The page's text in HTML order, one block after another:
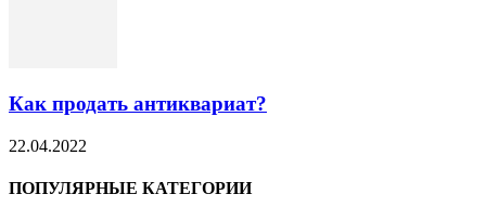
Как продать антиквариат?
22.04.2022
ПОПУЛЯРНЫЕ КАТЕГОРИИ